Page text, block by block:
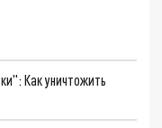
Как уничтожить